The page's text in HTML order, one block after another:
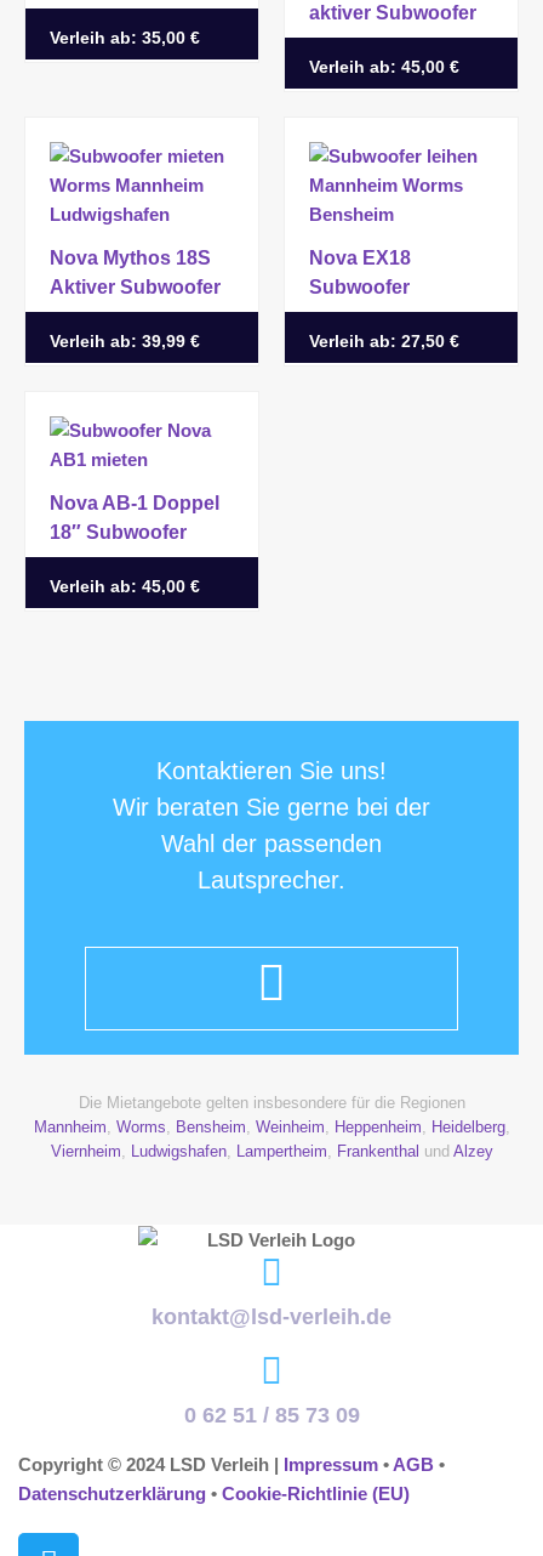
Verleih ab: 35,00 €
aktiver Subwoofer
Verleih ab: 45,00 €
Nova Mythos 18S
Aktiver Subwoofer
Verleih ab: 39,99 €
Nova EX18
Subwoofer
Verleih ab: 27,50 €
Nova AB-1 Doppel
18″ Subwoofer
Verleih ab: 45,00 €
Kontaktieren Sie uns!
Wir beraten Sie gerne bei der
Wahl der passenden
Lautsprecher.
Die Mietangebote gelten insbesondere für die Regionen
Mannheim, Worms, Bensheim, Weinheim, Heppenheim, Heidelberg,
Viernheim, Ludwigshafen, Lampertheim, Frankenthal und Alzey
kontakt@lsd-verleih.de
0 62 51 / 85 73 09
Copyright © 2024 LSD Verleih | Impressum • AGB •
Datenschutzerklärung • Cookie-Richtlinie (EU)